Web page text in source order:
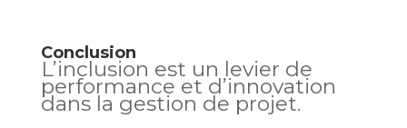
Conclusion
L’inclusion est un levier de
performance et d’innovation
dans la gestion de projet.